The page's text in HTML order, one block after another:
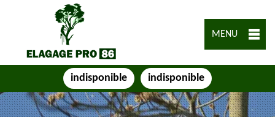
MENU
indisponible indisponible